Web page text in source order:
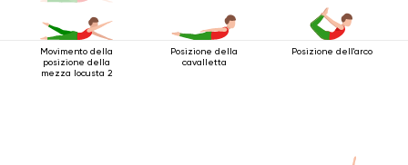
Movimento della
posizione della
mezza locusta 2
Posizione della
cavalletta
Posizione dell'arco